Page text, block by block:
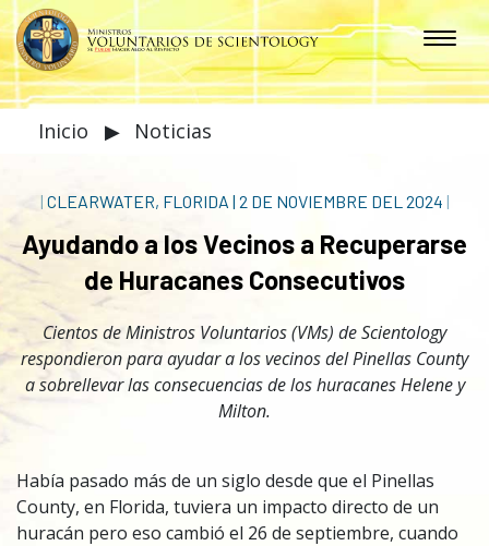
Inicio ▶ Noticias
| CLEARWATER, FLORIDA | 2 DE NOVIEMBRE DEL 2024 |
Ayudando a los Vecinos a Recuperarse
de Huracanes Consecutivos
Cientos de Ministros Voluntarios (VMs) de Scientology
respondieron para ayudar a los vecinos del Pinellas County
a sobrellevar las consecuencias de los huracanes Helene y
Milton.
Había pasado más de un siglo desde que el Pinellas
County, en Florida, tuviera un impacto directo de un
huracán pero eso cambió el 26 de septiembre, cuando